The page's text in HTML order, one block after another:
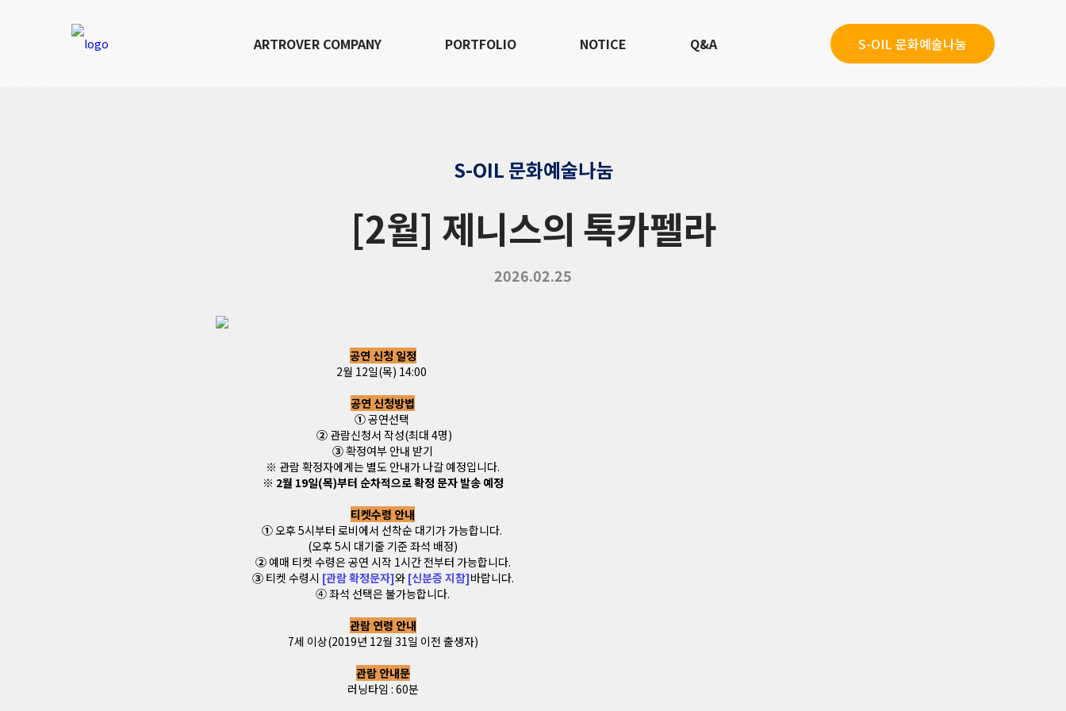
ARTROVER COMPANY PORTFOLIO NOTICE Q&A S-OIL 문화예술나눔
S-OIL 문화예술나눔
[2월] 제니스의 톡카펠라
2026.02.25
공연 신청 일정
2월 12일(목) 14:00
공연 신청방법
①공연선택
② 관람신청서 작성(최대 4명)
③확정여부 안내 받기
※ 관람 확정자에게는 별도 안내가 나갈 예정입니다.
※ 2월 19일(목)부터 순차적으로 확정 문자 발송 예정
티켓수령 안내
①오후 5시부터 로비에서 선착순 대기가 가능합니다.
(오후 5시 대기줄 기준 좌석 배정)
② 예매 티켓 수령은 공연 시작 1시간 전부터 가능합니다.
③티켓 수령시 [관람 확정문자]와 [신분증 지참]바랍니다.
④ 좌석 선택은 불가능합니다.
관람 연령 안내
7세 이상(2019년 12월 31일 이전 출생자)
관람 안내문
러닝타임 : 60분